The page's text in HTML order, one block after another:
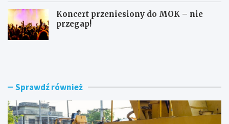
Koncert przeniesiony do MOK – nie
przegap!
N
o
d
o
B
e
z
n
Sprawdź również